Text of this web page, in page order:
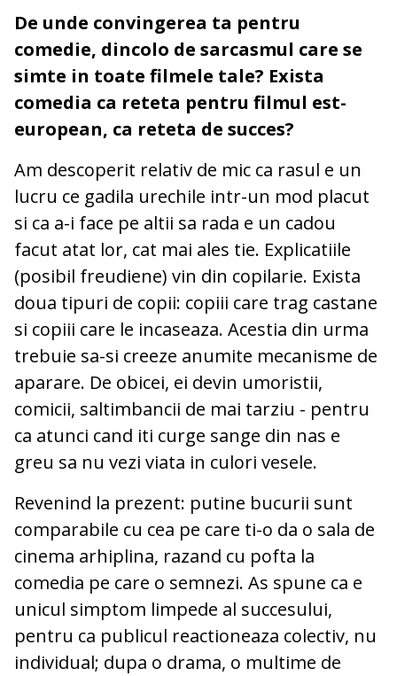
De unde convingerea ta pentru
comedie, dincolo de sarcasmul care se
simte in toate filmele tale? Exista
comedia ca reteta pentru filmul est-
european, ca reteta de succes?
Am descoperit relativ de mic ca rasul e un
lucru ce gadila urechile intr-un mod placut
si ca a-i face pe altii sa rada e un cadou
facut atat lor, cat mai ales tie. Explicatiile
(posibil freudiene) vin din copilarie. Exista
doua tipuri de copii: copiii care trag castane
si copiii care le incaseaza. Acestia din urma
trebuie sa-si creeze anumite mecanisme de
aparare. De obicei, ei devin umoristii,
comicii, saltimbancii de mai tarziu - pentru
ca atunci cand iti curge sange din nas e
greu sa nu vezi viata in culori vesele.
Revenind la prezent: putine bucurii sunt
comparabile cu cea pe care ti-o da o sala de
cinema arhiplina, razand cu pofta la
comedia pe care o semnezi. As spune ca e
unicul simptom limpede al succesului,
pentru ca publicul reactioneaza colectiv, nu
individual; dupa o drama, o multime de